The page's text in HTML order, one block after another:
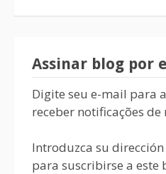
Assinar blog por
Digite seu e-mail para
receber notificações
Introduzca su
para suscribirse a este